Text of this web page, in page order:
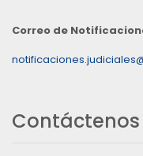
Correo de
Contáctenos